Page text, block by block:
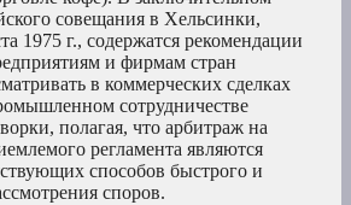
совещания в Хельсинки,
1975 г., содержатся рекомендации
и фирмам стран
в коммерческих сделках
сотрудничестве
полагая, что арбитраж на
регламента являются
способов быстрого и
споров.